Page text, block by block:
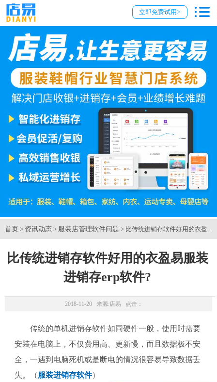
立即免费试用>
首页 > 资讯动态 > 服装店管理软件问题 > 比传统进销存软件好用的衣盈易
比传统进销存软件好用的衣盈易服装
进销存erp软件?
2018-11-20 来源:店易 点击：
传统的单机进销存软件如同硬件一般，使用时需要
安装在电脑上，不仅费用高、更新慢，而且数据极不安
全，一遇到电脑死机或是断电的情况很容易导致数据丢
失。（服装进销存软件）